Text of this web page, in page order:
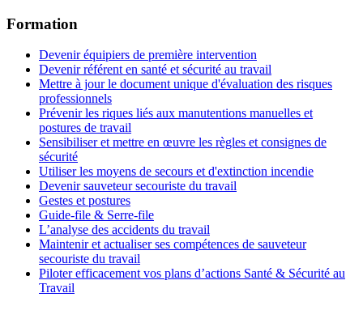
Formation
Devenir équipiers de première intervention
Devenir référent en santé et sécurité au travail
Mettre à jour le document unique d'évaluation des risques
professionnels
Prévenir les riques liés aux manutentions manuelles et
postures de travail
Sensibiliser et mettre en œuvre les règles et consignes de
sécurité
Utiliser les moyens de secours et d'extinction incendie
Devenir sauveteur secouriste du travail
Gestes et postures
Guide-file & Serre-file
L’analyse des accidents du travail
Maintenir et actualiser ses compétences de sauveteur
secouriste du travail
Piloter efficacement vos plans d’actions Santé & Sécurité au
Travail